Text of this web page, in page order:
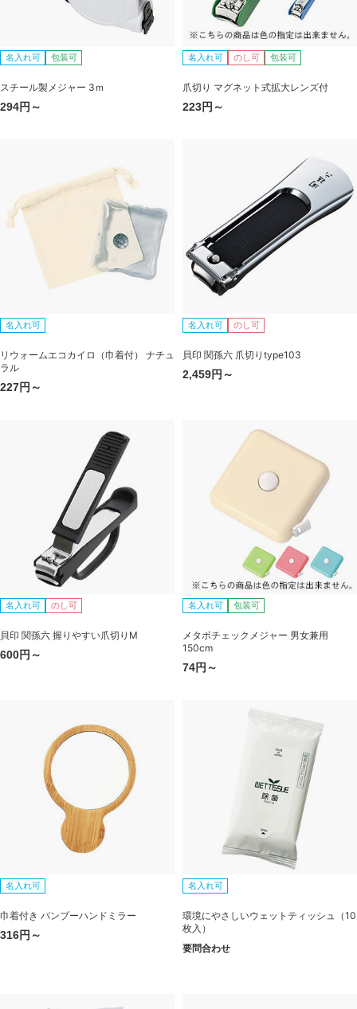
名入れ可 包装可
スチール製メジャー 3ｍ
294円～
名入れ可 のし可 包装可
爪切り マグネット式拡大レンズ付
223円～
名入れ可
リウォームエコカイロ（巾着付） ナチュ
ラル
227円～
名入れ可 のし可
貝印 関孫六 爪切りtype103
2,459円～
名入れ可 のし可
貝印 関孫六 握りやすい爪切りM
600円～
名入れ可 包装可
メタボチェックメジャー 男女兼用
150cm
74円～
名入れ可
巾着付き バンブーハンドミラー
316円～
名入れ可
環境にやさしいウェットティッシュ（10
枚入）
要問合わせ